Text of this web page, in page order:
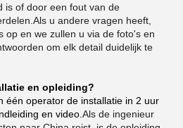
is of door een fout van de
u andere vragen heeft,
op en we zullen u via de foto's en
om elk detail duidelijk te
en opleiding?
één operator de installatie in 2 uur
en video. Als de ingenieur